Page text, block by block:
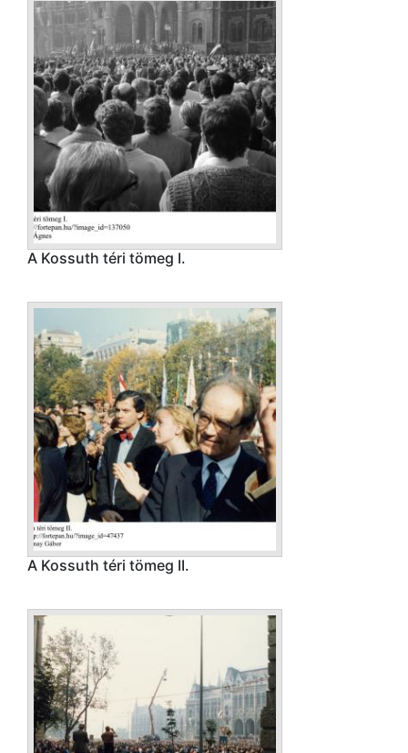
A Kossuth téri tömeg I.
A Kossuth téri tömeg II.